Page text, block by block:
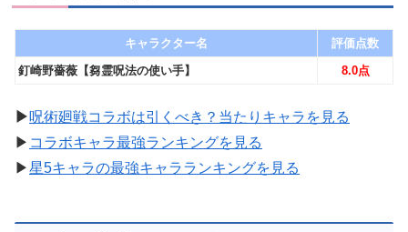
キャラクター名
評価点数
釘崎野薔薇【芻霊呪法の使い手】
8.0点
▶︎呪術廻戦コラボは引くべき？当たりキャラを見る
▶︎ コラボキャラ最強ランキングを見る
▶︎星5キャラの最強キャラランキングを見る